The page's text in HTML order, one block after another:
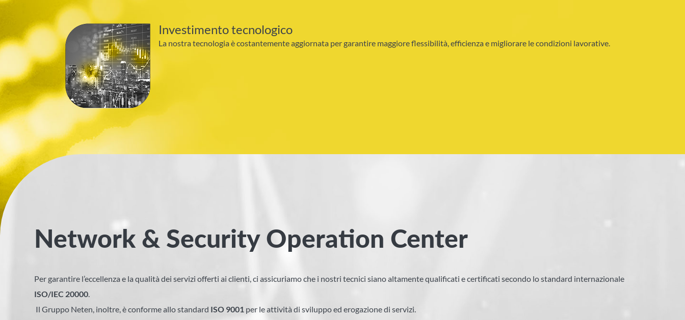
Investimento tecnologico
La nostra tecnologia è costantemente aggiornata per garantire maggiore flessibilità, efficienza e migliorare le condizioni lavorative.
Network & Security Operation Center
Per garantire l’eccellenza e la qualità dei servizi offerti ai clienti, ci assicuriamo che i nostri tecnici siano altamente qualificati e certificati secondo lo standard internazionale
ISO/IEC 20000.
Il Gruppo Neten, inoltre, è conforme allo standard ISO 9001 per le attività di sviluppo ed erogazione di servizi.